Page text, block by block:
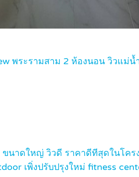
พระรามสาม 2 ห้องนอน วิวแม่น้
นาดใหญ่ วิวดี ราคาดีทีสุดในโค
เพิ่งปรับปรุงใหม่ fitness